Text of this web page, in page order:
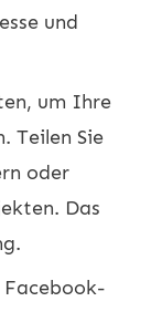
und
um Ihre
Teilen Sie
oder
Das
Facebook-